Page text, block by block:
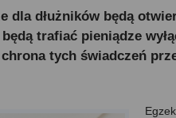
dla dłużników będą
trafiać pieniądze
chrona tych świadczeń